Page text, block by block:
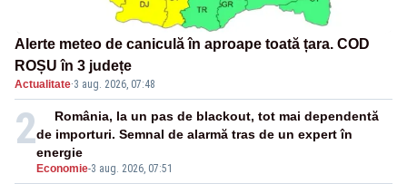
Alerte meteo de caniculă în aproape toată țara. COD
ROȘU în 3 județe
Actualitate·3 aug. 2026, 07:48
2
Economie-3 aug. 2026, 07:51
România, la un pas de blackout, tot mai dependentă
de importuri. Semnal de alarmă tras de un expert în
energie